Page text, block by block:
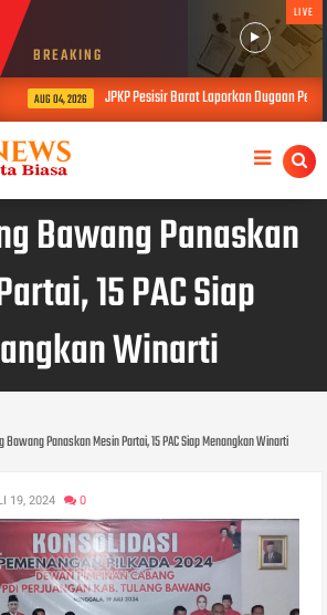
BREAKING
LIVE
AUG 04, 2026 JPKP Pesisir Barat Laporkan Dugaan
Bawang Panaskan
15 PAC Siap
Winarti
Bawang Panaskan Mesin Partai, 15 PAC Siap Menangkan Winarti
19, 2024 0